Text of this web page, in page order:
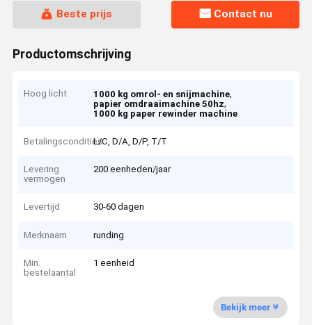
Beste prijs Contact nu
Productomschrijving
Hoog licht 1000 kg omrol- en snijmachine,
papier omdraaimachine 50hz,
1000 kg paper rewinder machine
BetalingsconditiesL/C, D/A, D/P, T/T
Levering
vermogen
200 eenheden/jaar
Levertijd 30-60 dagen
Merknaam runding
Min.
bestelaantal
1 eenheid
Bekijk meer